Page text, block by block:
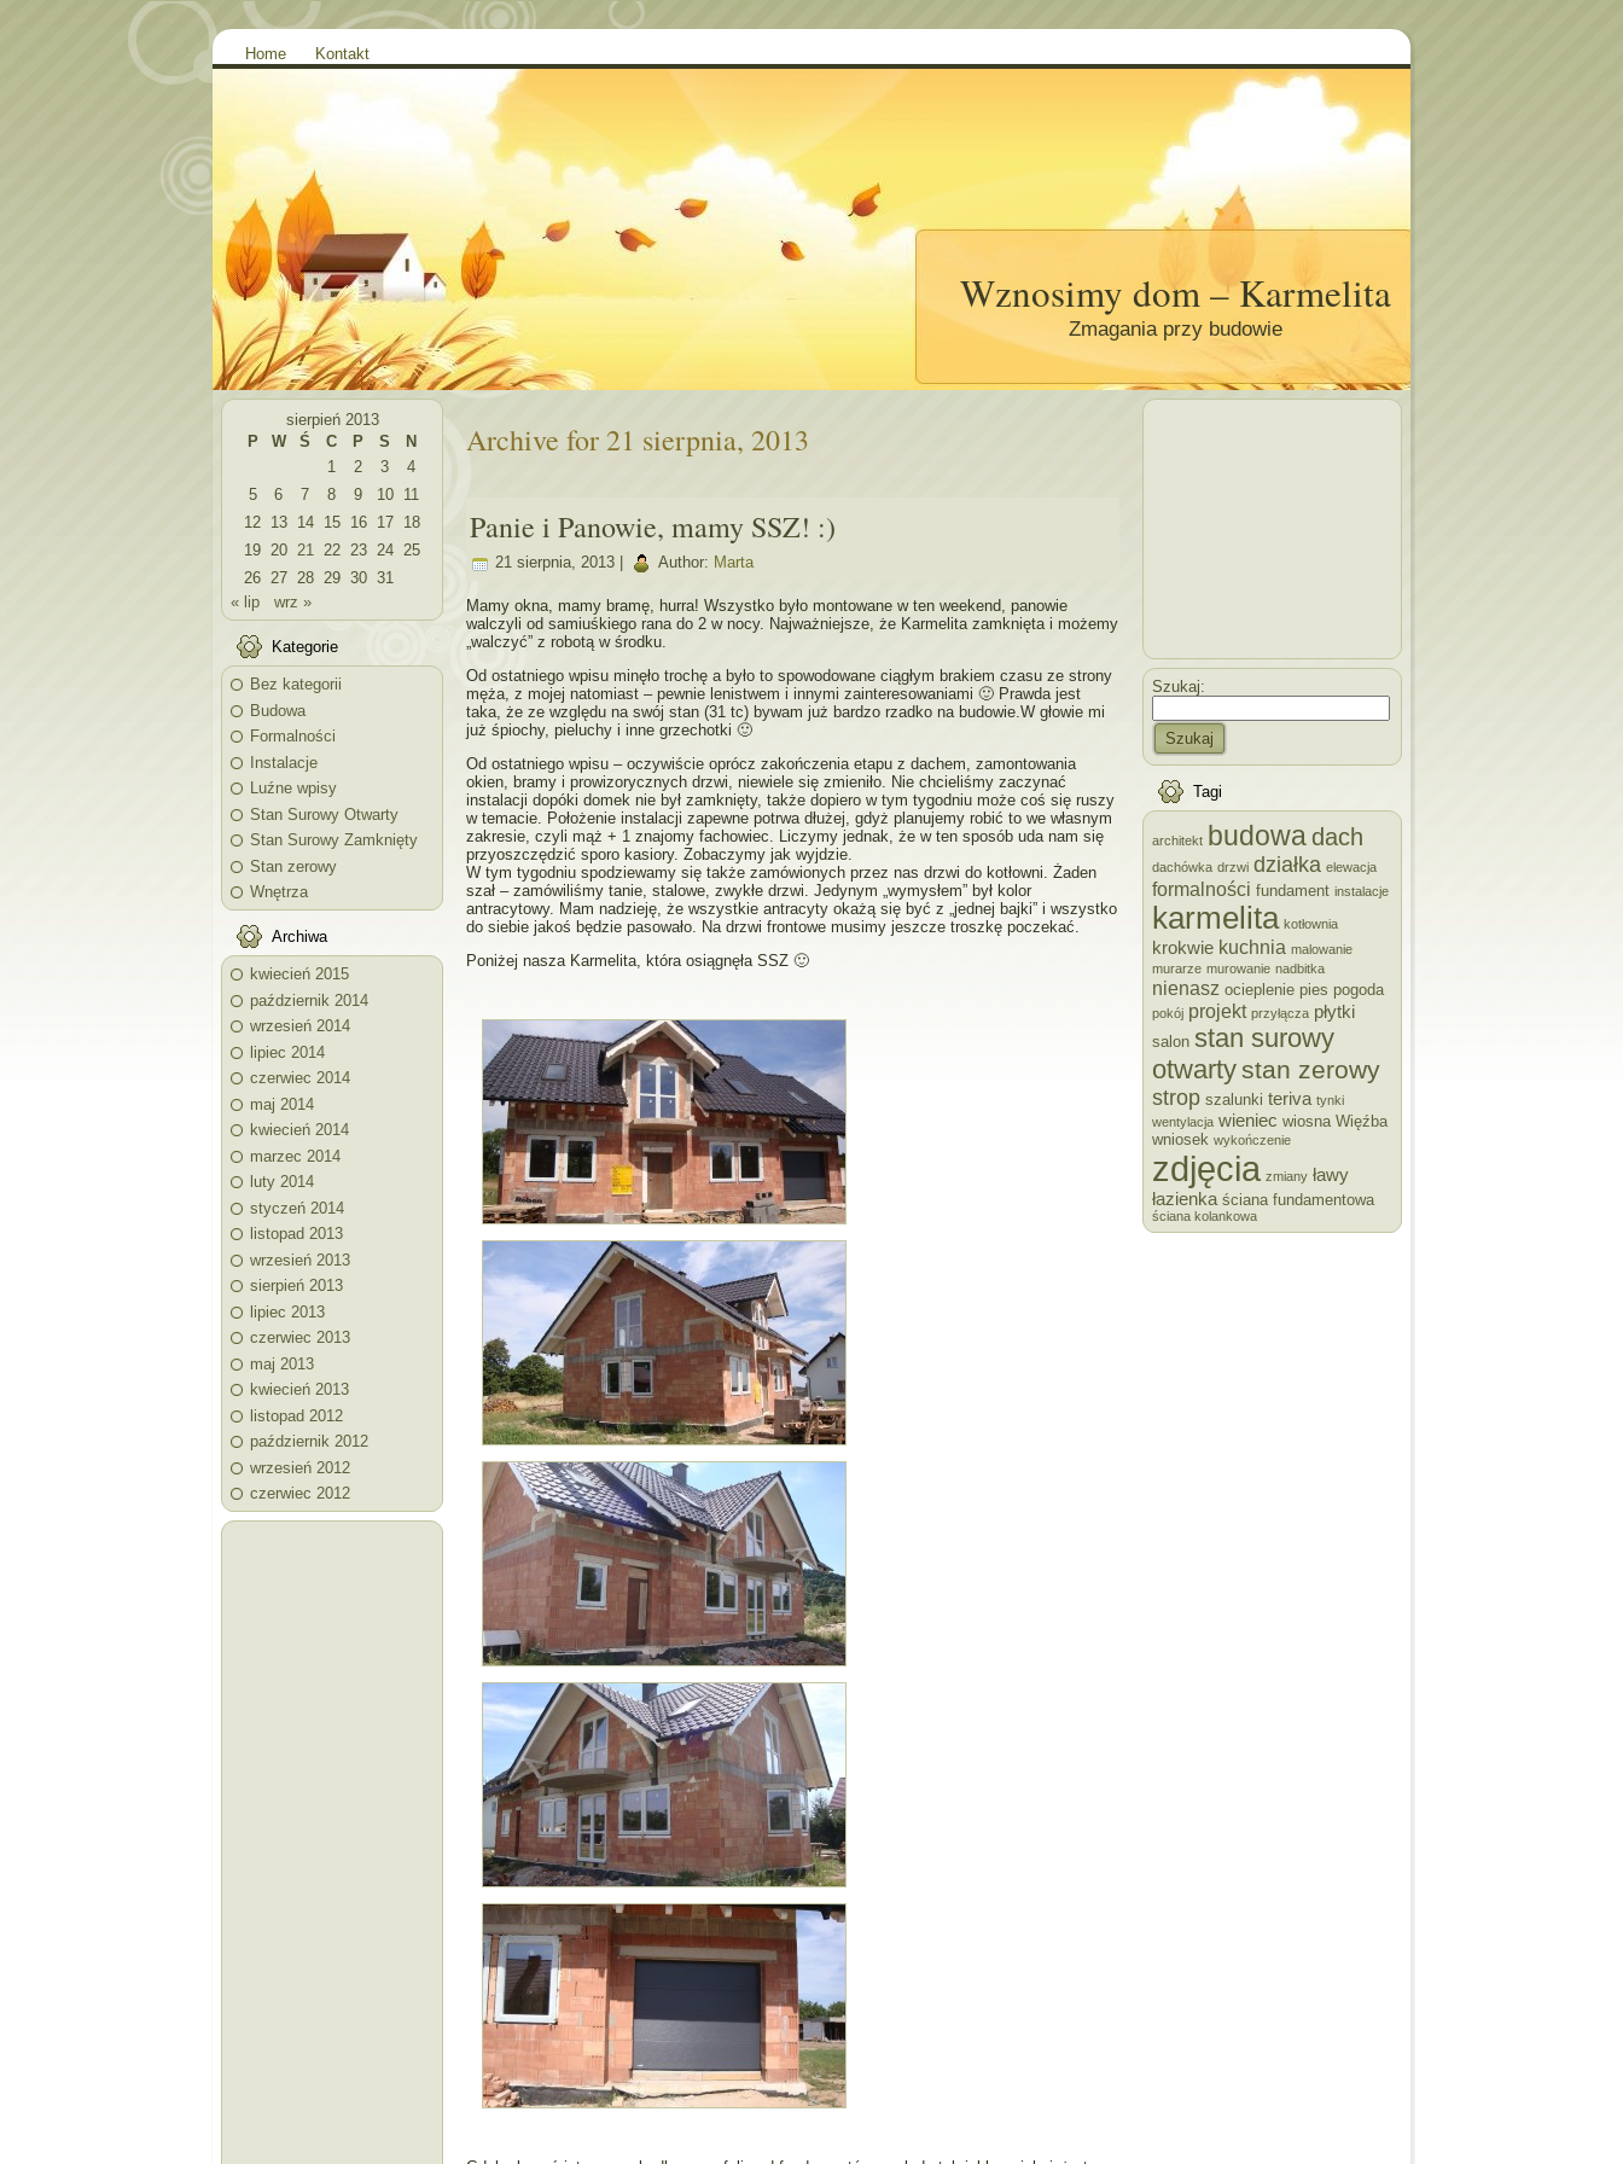
Home Kontakt
Wznosimy dom – Karmelita
Zmagania przy budowie
sierpień 2013
P
W Ś C P S
N
1
2 3
4
5
6 7 8 9 10
11
12 13 14 15 16 17
18
19 20 21 22 23 24 25
26 27 28 29 30 31
« lip
wrz »
Kategorie
Bez kategorii
Budowa
Formalności
Instalacje
Luźne wpisy
Stan Surowy Otwarty
Stan Surowy Zamknięty
Stan zerowy
Wnętrza
Archiwa
kwiecień 2015
październik 2014
wrzesień 2014
lipiec 2014
czerwiec 2014
maj 2014
kwiecień 2014
marzec 2014
luty 2014
styczeń 2014
listopad 2013
wrzesień 2013
sierpień 2013
lipiec 2013
czerwiec 2013
maj 2013
kwiecień 2013
listopad 2012
październik 2012
wrzesień 2012
czerwiec 2012
Archive for 21 sierpnia, 2013
Panie i Panowie, mamy SSZ! :)
21 sierpnia, 2013 | Author: Marta
Mamy okna, mamy bramę, hurra! Wszystko było montowane w ten weekend, panowie
walczyli od samiuśkiego rana do 2 w nocy. Najważniejsze, że Karmelita zamknięta i możemy
„walczyć” z robotą w środku.
Od ostatniego wpisu minęło trochę a było to spowodowane ciągłym brakiem czasu ze strony
męża, z mojej natomiast – pewnie lenistwem i innymi zainteresowaniami 🙂 Prawda jest
taka, że ze względu na swój stan (31 tc) bywam już bardzo rzadko na budowie.W głowie mi
już śpiochy, pieluchy i inne grzechotki 🙂
Od ostatniego wpisu – oczywiście oprócz zakończenia etapu z dachem, zamontowania
okien, bramy i prowizorycznych drzwi, niewiele się zmieniło. Nie chcieliśmy zaczynać
instalacji dopóki domek nie był zamknięty, także dopiero w tym tygodniu może coś się ruszy
w temacie. Położenie instalacji zapewne potrwa dłużej, gdyż planujemy robić to we własnym
zakresie, czyli mąż + 1 znajomy fachowiec. Liczymy jednak, że w ten sposób uda nam się
przyoszczędzić sporo kasiory. Zobaczymy jak wyjdzie.
W tym tygodniu spodziewamy się także zamówionych przez nas drzwi do kotłowni. Żaden
szał – zamówiliśmy tanie, stalowe, zwykłe drzwi. Jedynym „wymysłem” był kolor
antracytowy. Mam nadzieję, że wszystkie antracyty okażą się być z „jednej bajki” i wszystko
do siebie jakoś będzie pasowało. Na drzwi frontowe musimy jeszcze troszkę poczekać.
Poniżej nasza Karmelita, która osiągnęła SSZ 🙂
Szukaj:
Szukaj
Tagi
architekt budowa dach
dachówka drzwi działka elewacja
formalności fundament instalacje
karmelita kotłownia
krokwie kuchnia malowanie
murarze murowanie nadbitka
nienasz ocieplenie pies pogoda
pokój projekt przyłącza płytki
salon stan surowy
otwartystan zerowy
strop szalunki teriva tynki
wentylacja wieniec wiosna Więźba
wniosek wykończenie
zdjęcia zmiany ławy
łazienka ściana fundamentowa
ściana kolankowa